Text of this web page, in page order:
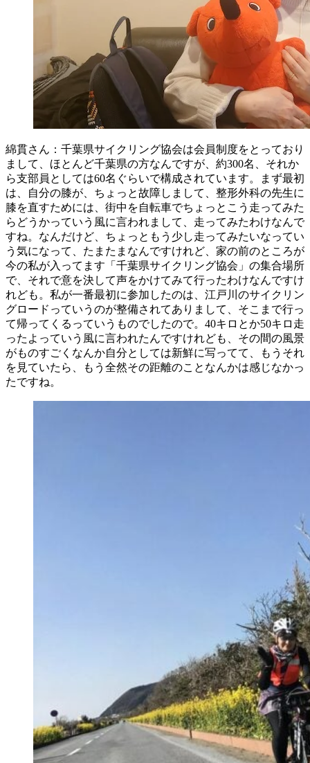
綿貫さん：千葉県サイクリング協会は会員制度をとっており
まして、ほとんど千葉県の方なんですが、約300名、それか
ら支部員としては60名ぐらいで構成されています。まず最初
は、自分の膝が、ちょっと故障しまして、整形外科の先生に
膝を直すためには、街中を自転車でちょっとこう走ってみた
らどうかっていう風に言われまして、走ってみたわけなんで
すね。なんだけど、ちょっともう少し走ってみたいなってい
う気になって、たまたまなんですけれど、家の前のところが
今の私が入ってます「千葉県サイクリング協会」の集合場所
で、それで意を決して声をかけてみて行ったわけなんですけ
れども。私が一番最初に参加したのは、江戸川のサイクリン
グロードっていうのが整備されてありまして、そこまで行っ
て帰ってくるっていうものでしたので。40キロとか50キロ走
ったよっていう風に言われたんですけれども、その間の風景
がものすごくなんか自分としては新鮮に写ってて、もうそれ
を見ていたら、もう全然その距離のことなんかは感じなかっ
たですね。